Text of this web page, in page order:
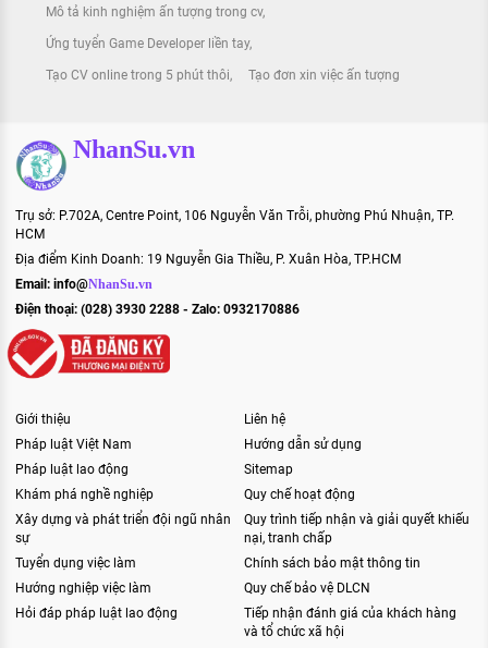
Mô tả kinh nghiệm ấn tượng trong cv
Ứng tuyển Game Developer liền tay
Tạo CV online trong 5 phút thôi Tạo đơn xin việc ấn tượng
NhanSu.vn
Trụ sở: P.702A, Centre Point, 106 Nguyễn Văn Trỗi, phường Phú Nhuận, TP.
HCM
Địa điểm Kinh Doanh: 19 Nguyễn Gia Thiều, P. Xuân Hòa, TP.HCM
Email: info@NhanSu.vn
Điện thoại: (028) 3930 2288 - Zalo: 0932170886
Giới thiệu
Pháp luật Việt Nam
Pháp luật lao động
Khám phá nghề nghiệp
Xây dựng và phát triển đội ngũ nhân
sự
Tuyển dụng việc làm
Hướng nghiệp việc làm
Hỏi đáp pháp luật lao động
Liên hệ
Hướng dẫn sử dụng
Sitemap
Quy chế hoạt động
Quy trình tiếp nhận và giải quyết khiếu
nại, tranh chấp
Chính sách bảo mật thông tin
Quy chế bảo vệ DLCN
Tiếp nhận đánh giá của khách hàng
và tổ chức xã hội